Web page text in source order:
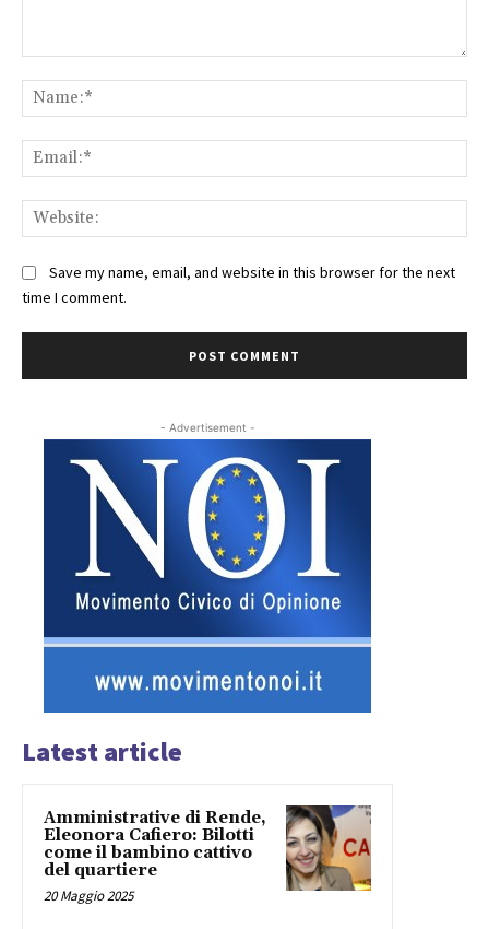
Save my name, email, and website in this browser for the next
time I comment.
- Advertisement -
Latest article
Amministrative di Rende,
Eleonora Cafiero: Bilotti
come il bambino cattivo
del quartiere
20 Maggio 2025